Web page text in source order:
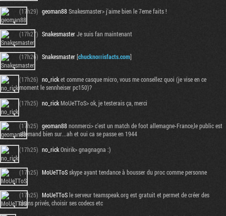
(17h29) geoman88Snakesmaster> j'aime bien le 7eme faits !
(17h27) SnakesmasterJe suis fan maintenant
(17h26) Snakesmaster[chucknorrisfacts.com]
(17h26) no_ricket comme casque micro, vous me consellez quoi (je vise en ce
moment le sennheiser pc150)?
(17h25) no_rickMoUeTToS> ok, je testerais ça, merci
(17h25) geoman88nonmerci> c'est un match de foot allemagne-France,le public est
allemand bien sur...ah et oui ca se passe en 1944
(17h25) no_rickOnirik> gnagnagna :)
(17h25) MoUeTToSskype ayant tendance à bousser du proc comme personne
(17h25) MoUeTToSle serveur teamspeak.org est gratuit et permet de créer des
chans privés, choisir ses codecs etc